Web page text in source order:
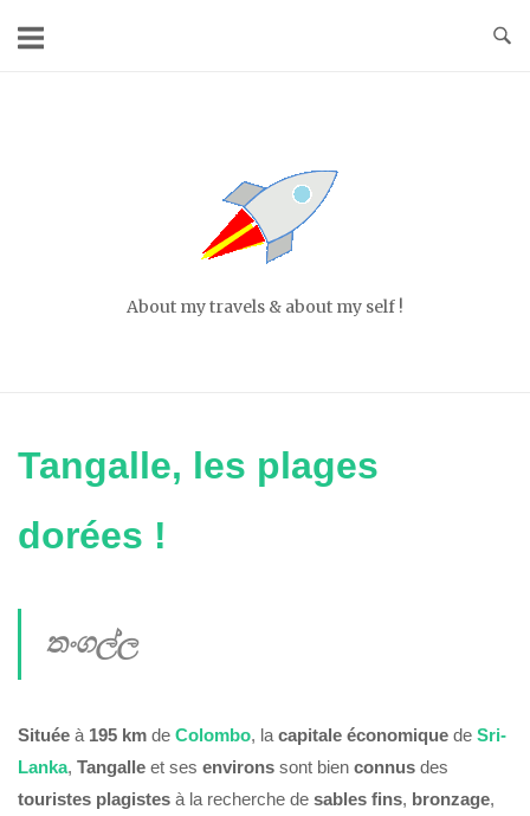
About my travels & about my self !
Tangalle, les plages
dorées !
තංගල්ල
Située à195 km de Colombo, lacapitale économique de Sri-
Lanka, Tangalle et ses environs sont bien connus des
touristes plagistes à la recherche de sables fins, bronzage,